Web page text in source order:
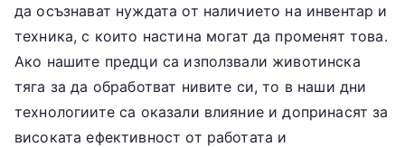
да осъзнават нуждата от наличието на инвентар и
техника, с които настина могат да променят това.
Ако нашите предци са използвали животинска
тяга за да обработват нивите си, то в наши дни
технологиите са оказали влияние и допринасят за
високата ефективност от работата и